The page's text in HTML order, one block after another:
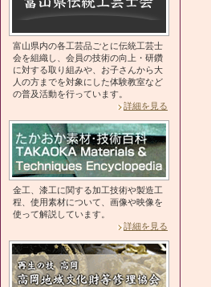
富山県内の各工芸品ごとに伝統工芸士
会を組織し、会員の技術の向上・研鑽
に対する取り組みや、お子さんから大
人の方までを対象にした体験教室など
の普及活動を行っています。
詳細を見る
金工、漆工に関する加工技術や製造工
程、使用素材について、画像や映像を
使って解説しています。
詳細を見る